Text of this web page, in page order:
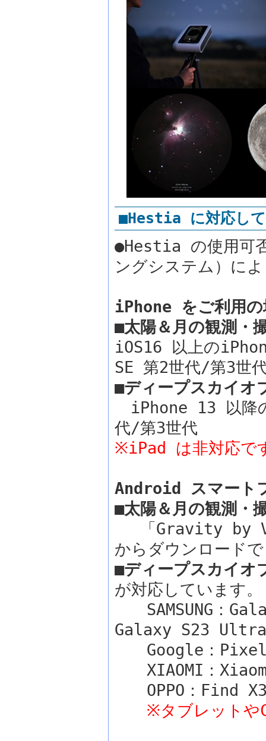
■Hestia に対応して
●Hestia の使用可
ングシステム）に
iPhone をご利用の
■太陽＆月の観測・
iOS16 以上の
SE 第2世代/第3世
■ディープスカイオ
iPhone 13 以降
代/第3世代
※iPad は非対応で
Android スマート
■太陽＆月の観測・
「Gravity by
からダウンロード
■ディープスカイオ
が対応しています。
SAMSUNG：
Galaxy S23
Google：Pixel
XIAOMI：
OPPO：Find
※タブレットや